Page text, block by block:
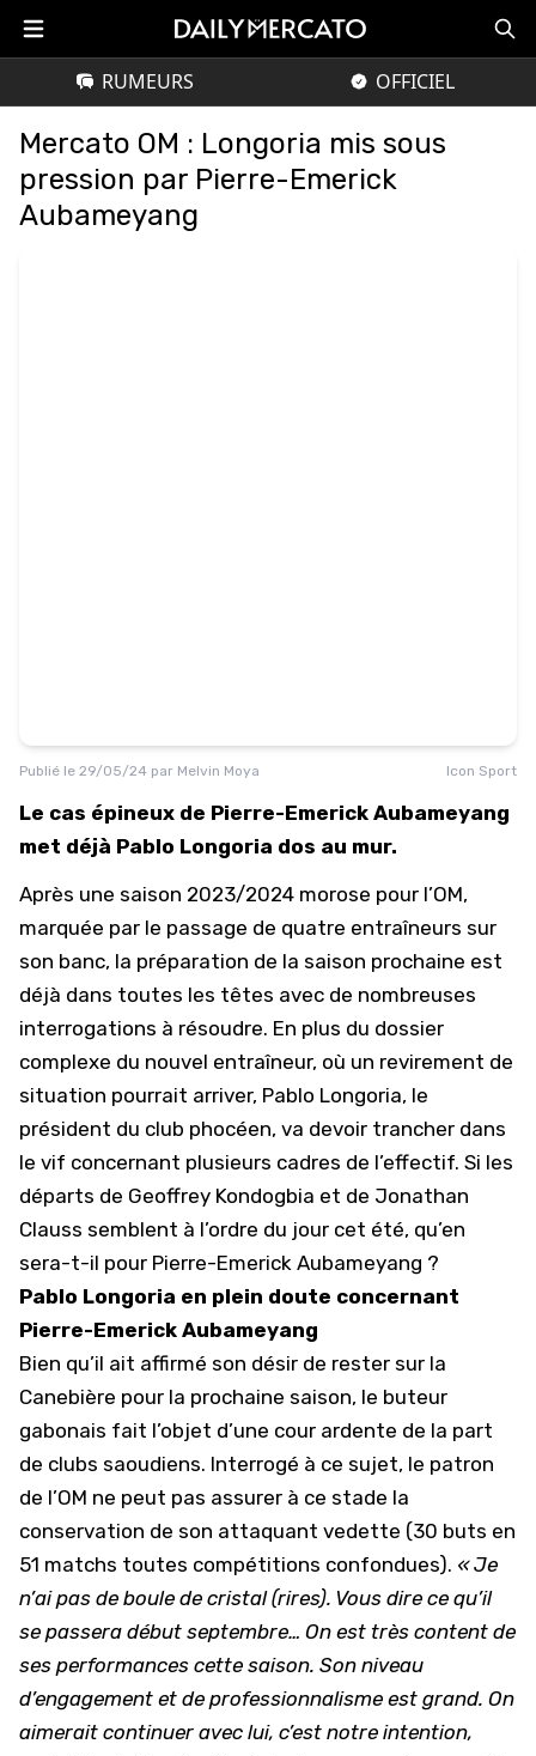
RUMEURS OFFICIEL
Mercato OM : Longoria mis sous
pression par Pierre-Emerick
Aubameyang
Publié le 29/05/24 par Melvin Moya Icon Sport
Le cas épineux de Pierre-Emerick Aubameyang
met déjà Pablo Longoria dos au mur.
Après une saison 2023/2024 morose pour l’OM,
marquée par le passage de quatre entraîneurs sur
son banc, la préparation de la saison prochaine est
déjà dans toutes les têtes avec de nombreuses
interrogations à résoudre. En plus du dossier
complexe du nouvel entraîneur, où un revirement de
situation pourrait arriver, Pablo Longoria, le
président du club phocéen, va devoir trancher dans
le vif concernant plusieurs cadres de l’effectif. Si les
départs de Geoffrey Kondogbia et de Jonathan
Clauss semblent à l’ordre du jour cet été, qu’en
sera-t-il pour Pierre-Emerick Aubameyang ?
Pablo Longoria en plein doute concernant
Pierre-Emerick Aubameyang
Bien qu’il ait affirmé son désir de rester sur la
Canebière pour la prochaine saison, le buteur
gabonais fait l’objet d’une cour ardente de la part
de clubs saoudiens. Interrogé à ce sujet, le patron
de l’OM ne peut pas assurer à ce stade la
conservation de son attaquant vedette (30 buts en
51 matchs toutes compétitions confondues). « Je
n’ai pas de boule de cristal (rires). Vous dire ce qu’il
se passera début septembre… On est très content de
ses performances cette saison. Son niveau
d’engagement et de professionnalisme est grand. On
aimerait continuer avec lui, c’est notre intention,